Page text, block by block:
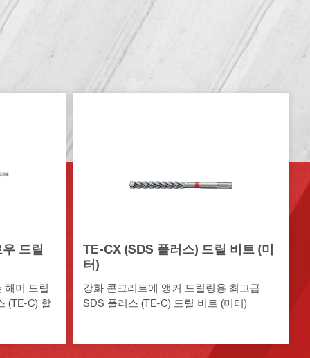
드릴
해머 드릴
(TE-C) 할
TE-CX (SDS 플러스) 드릴 비트 (미
터)
강화 콘크리트에 앵커 드릴링용 최고급
SDS 플러스 (TE-C) 드릴 비트 (미터)